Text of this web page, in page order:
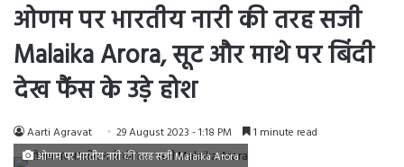
ओणम पर भारतीय नारी की तरह सजी
Malaika Arora, सूट और माथे पर बिंदी
देख फैंस के उड़े होश
Aarti Agravat 29 August 2023 - 1:18 PM 1 minute read
ओणम पर भारतीय नारी की तरह सजी Malaika Arora